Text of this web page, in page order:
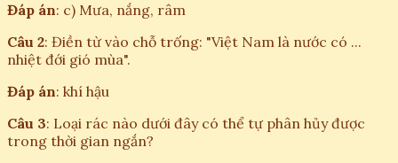
Đáp án: c) Mưa, nắng, râm
Câu 2: Điền từ vào chỗ trống: "Việt Nam là nước có ...
nhiệt đới gió mùa".
Đáp án: khí hậu
Câu 3: Loại rác nào dưới đây có thể tự phân hủy được
trong thời gian ngắn?